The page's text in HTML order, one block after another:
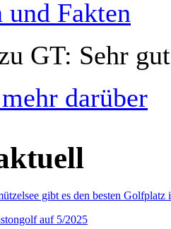
Fakten
GT: Sehr
darüber
gibt es den besten
auf 5/2025